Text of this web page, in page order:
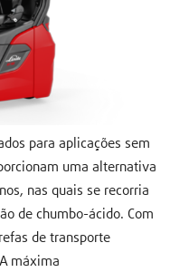
para aplicações sem
uma alternativa
nas quais se recorria
de chumbo-ácido. Com
de transporte
máxima